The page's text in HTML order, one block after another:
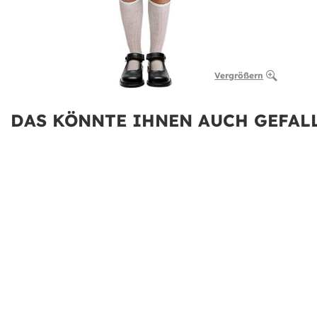
Vergrößern
DAS KÖNNTE IHNEN AUCH